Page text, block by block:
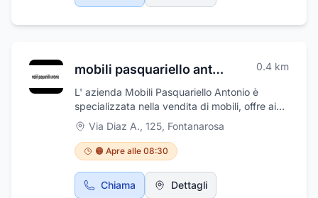
mobili pasquariello antonio 0.4 km
L' azienda Mobili Pasquariello Antonio è
specializzata nella vendita di mobili, offre ai
propri clienti non solo prodotti per l’arredo di
alta qualità, ma anche consulenze nella
progettazione. Siamo fortemente convinti che
l’architettura ed il design sono la sintesi di tre
elementi che, si cercano , si inseguono , ma
solo talvolta s'incontrano … e sono: La forma ,
Via Diaz A., 125, Fontanarosa
🟠 Apre alle 08:30
Chiama Dettagli